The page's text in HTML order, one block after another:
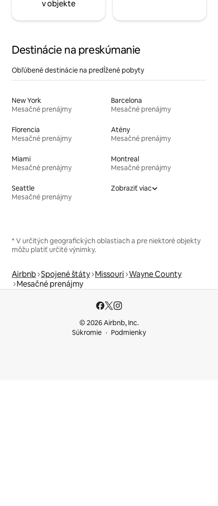
v objekte
Destinácie na preskúmanie
Obľúbené destinácie na predĺžené pobyty
New York
Mesačné prenájmy
Barcelona
Mesačné prenájmy
Florencia
Mesačné prenájmy
Atény
Mesačné prenájmy
Miami
Mesačné prenájmy
Montreal
Mesačné prenájmy
Seattle
Mesačné prenájmy
Zobraziť viac
* V určitých geografických oblastiach a pre niektoré objekty
môžu platiť určité výnimky.
Airbnb Spojené štáty Missouri Wayne County
Mesačné prenájmy
© 2026 Airbnb, Inc.
Súkromie
Podmienky